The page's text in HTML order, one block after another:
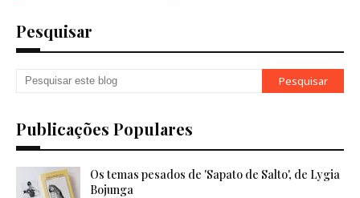
Pesquisar
Publicações Populares
Os temas pesados de 'Sapato de Salto', de Lygia
Bojunga